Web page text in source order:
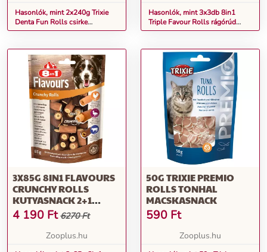
Hasonlók, mint 2x240g Trixie
Denta Fun Rolls csirke
rágótekercs kutyáknak, 60xkb.
Hasonlók, mint 3x3db 8in1
Triple Favour Rolls rágórúd
kutyasnack 2+1 ingyen
3X85G 8IN1 FLAVOURS
CRUNCHY ROLLS
KUTYASNACK 2+1
INGYEN
4 190 Ft 6270 Ft
Zooplus.hu
50G TRIXIE PREMIO
ROLLS TONHAL
MACSKASNACK
590 Ft
Zooplus.hu